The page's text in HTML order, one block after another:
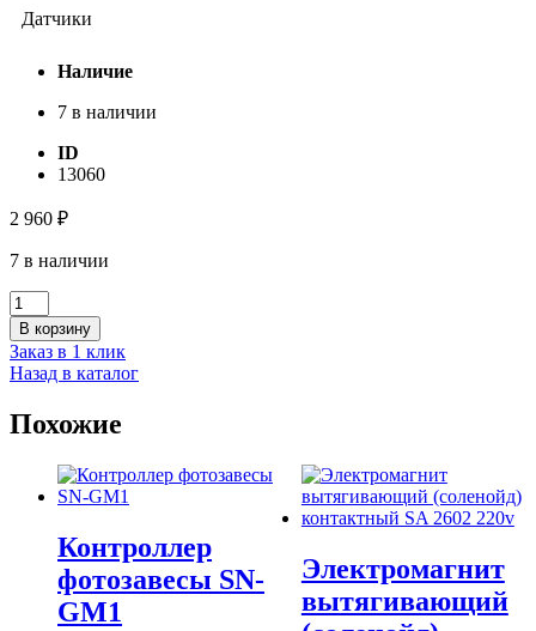
Датчики
Наличие
7 в наличии
ID
13060
2 960 ₽
7 в наличии
Количество
товара
Датчик
выравнивания
SN-
3N-
В корзину
Заказ в 1 клик
Назад в каталог
Похожие
Контроллер
фотозавесы SN-
GM1
Электромагнит
вытягивающий